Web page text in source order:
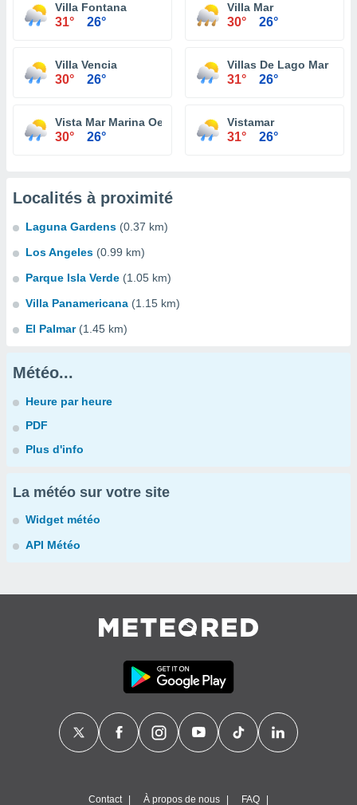
Villa Fontana
31° 26°
Villa Mar
30° 26°
Villa Vencia
30° 26°
Villas De Lago Mar
31° 26°
Vista Mar Marina Oeste
30° 26°
Vistamar
31° 26°
Localités à proximité
Laguna Gardens (0.37 km)
Los Angeles (0.99 km)
Parque Isla Verde (1.05 km)
Villa Panamericana (1.15 km)
El Palmar (1.45 km)
Météo...
Heure par heure
PDF
Plus d'info
La météo sur votre site
Widget météo
API Météo
Contact À propos de nous FAQ